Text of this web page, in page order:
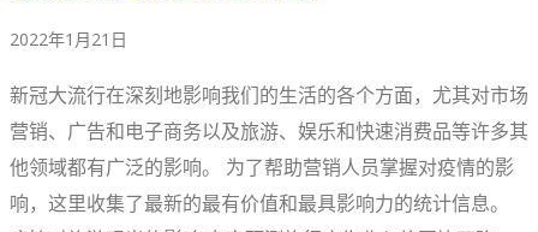
2022年1月21日
新冠大流行在深刻地影响我们的生活的各个方面，尤其对市场
营销、广告和电子商务以及旅游、娱乐和快速消费品等许多其
他领域都有广泛的影响。 为了帮助营销人员掌握对疫情的影
响，这里收集了最新的最有价值和最具影响力的统计信息。